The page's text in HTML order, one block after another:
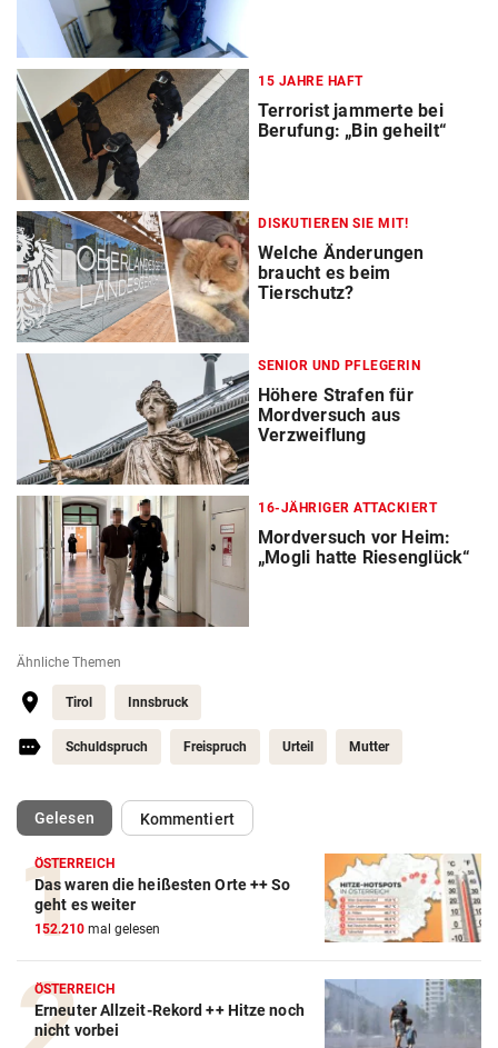
15 JAHRE HAFT
Terrorist jammerte bei
Berufung: „Bin geheilt“
DISKUTIEREN SIE MIT!
Welche Änderungen
braucht es beim
Tierschutz?
SENIOR UND PFLEGERIN
Höhere Strafen für
Mordversuch aus
Verzweiflung
16-JÄHRIGER ATTACKIERT
Mordversuch vor Heim:
„Mogli hatte Riesenglück“
Ähnliche Themen
Tirol Innsbruck
Schuldspruch Freispruch Urteil Mutter
Gelesen(ausgewählt)Kommentiert
ÖSTERREICH
Das waren die heißesten Orte ++ So
geht es weiter
152.210 mal gelesen
ÖSTERREICH
Erneuter Allzeit-Rekord ++ Hitze noch
nicht vorbei